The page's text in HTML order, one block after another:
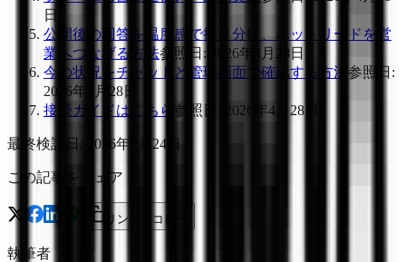
日
公開後の回答を温度感で振り分け、ホットリードを営
業へつなげる方法参照日 :
2026年4月28日
今の状況をチャットと管理画面で確認する方法 参照日 :
2026年4月28日
接続ガイドはこちら
参照日 2026年4月28日
最終検証日 : 2026年7月24日
この記事をシェア
リンクをコピー
執筆者